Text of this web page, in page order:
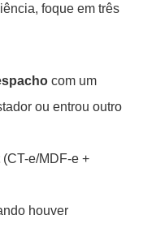
foque em três
com um
ou entrou outro
(CT-e/MDF-e +
houver